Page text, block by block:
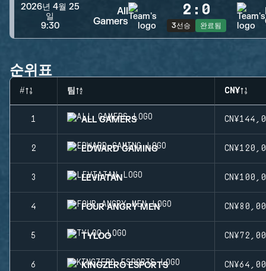
2026년 4월 25
일
9:30
All
Gamers
2 : 0
3선승 완료됨
순위표
# 팀 CN¥
1 ALL GAMERS
2 EDWARD GAMING
3 LEVIATAN
4 FOUR ANGRY MEN
5 TYLOO
6 KINGZERO ESPORTS